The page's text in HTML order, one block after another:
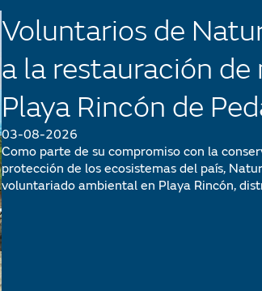
Voluntarios de
a la restauración de
Playa Rincón de
03-08-2026
Como parte de su compromiso con la
protección de los ecosistemas del país,
voluntariado ambiental en Playa Rincón,